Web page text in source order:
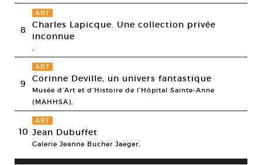
8
ART
Charles Lapicque. Une collection privée
inconnue
,
9
ART
Corinne Deville, un univers fantastique
Musée d’Art et d’Histoire de l’Hôpital Sainte-Anne
(MAHHSA),
10
ART
Jean Dubuffet
Galerie Jeanne Bucher Jaeger,